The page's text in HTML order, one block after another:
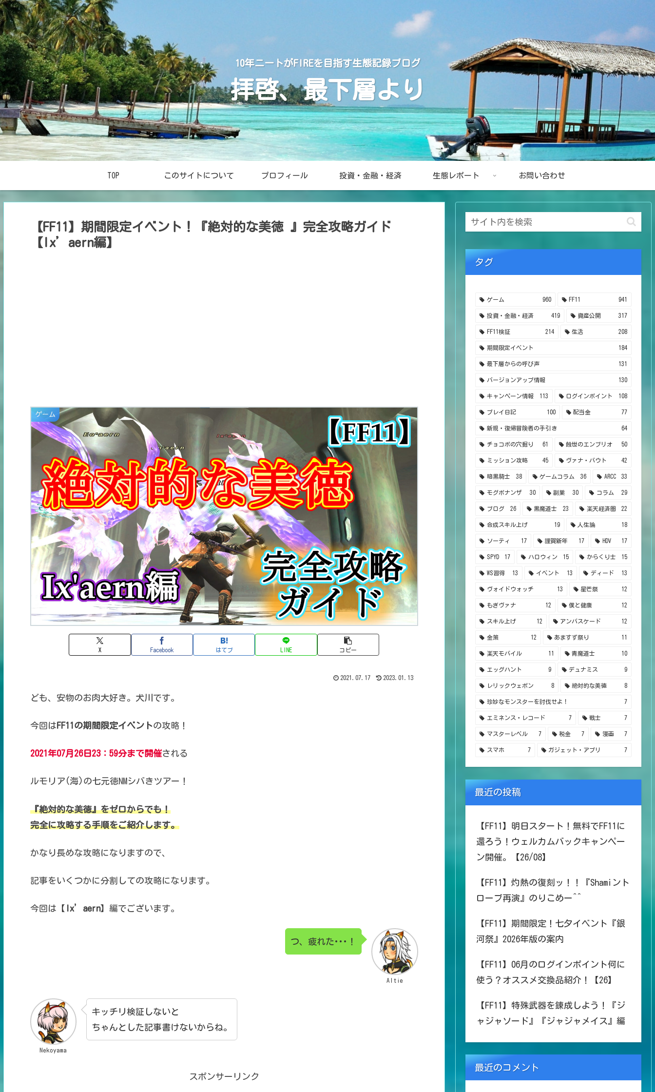
10年ニートがFIREを目指す生態記録ブログ
拝啓、最下層より
TOP このサイトについて プロフィール 投資・金融・経済 生態レポート お問い合わせ
【FF11】期間限定イベント！『絶対的な美徳 』完全攻略ガイド
【Ix’aern編】
ゲーム
X Facebook はてブ LINE コピー
2021.07.17 2023.01.13
ども、安物のお肉大好き。犬川です。
今回はFF11の期間限定イベントの攻略！
2021年07月26日23：59分まで開催される
ルモリア(海)の七元徳NMシバきツアー！
『絶対的な美徳』をゼロからでも！
完全に攻略する手順をご紹介します。
かなり長めな攻略になりますので、
記事をいくつかに分割しての攻略になります。
今回は【 Ix’aern】編でございます。
Altie
つ、疲れた･･･！
Nekoyama
キッチリ検証しないと
ちゃんとした記事書けないからね。
スポンサーリンク
タグ
ゲーム 960 FF11 941
投資・金融・経済 419 資産公開 317
FF11検証 214 生活 208
期間限定イベント 184
最下層からの呼び声 131
バージョンアップ情報 130
キャンペーン情報 113 ログインポイント 108
プレイ日記 100 配当金 77
新規・復帰冒険者の手引き 64
チョコボの穴掘り 61 蝕世のエンブリオ 50
ミッション攻略 45 ヴァナ・バウト 42
暗黒騎士 38 ゲームコラム 36 ARCC 33
モグボナンザ 30 副業 30 コラム 29
ブログ 26 黒魔道士 23 楽天経済圏 22
合成スキル上げ 19 人生論 18
ソーティ 17 謹賀新年 17 HDV 17
SPYD 17 ハロウィン 15 からくり士 15
WS習得 13 イベント 13 ディード 13
ヴォイドウォッチ 13 星芒祭 12
もぎヴァナ 12 僕と健康 12
スキル上げ 12 アンバスケード 12
金策 12 あますず祭り 11
楽天モバイル 11 青魔道士 10
エッグハント 9 デュナミス 9
レリックウェポン 8 絶対的な美徳 8
珍妙なモンスターを討伐せよ！ 7
エミネンス・レコード 7 戦士 7
マスターレベル 7 税金 7 漫画 7
スマホ 7 ガジェット・アプリ 7
最近の投稿
【FF11】明日スタート！無料でFF11に
還ろう！ウェルカムバックキャンペー
ン開催。【26/08】
【FF11】灼熱の復刻ッ！！『Shamiント
ローブ再演』のりこめー^^
【FF11】期間限定！七夕イベント『銀
河祭』2026年版の案内
【FF11】06月のログインポイント何に
使う？オススメ交換品紹介！【26】
【FF11】特殊武器を錬成しよう！『ジ
ャジャソード』『ジャジャメイス』編
最近のコメント